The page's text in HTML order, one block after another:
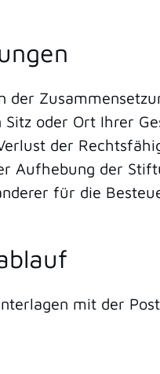
der
Sitz oder Ort Ihrer
der
Aufhebung der
für die
mit der